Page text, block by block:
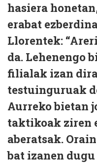
hasiera
erabat
Llorentek:
da. Lehenengo
filialak izan
testuinguruak
Aurreko bietan
taktikoak ziren
aberatsak.
bat izanen